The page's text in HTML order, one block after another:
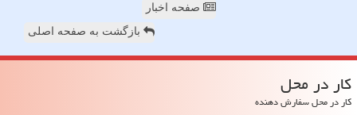
صفحه اخبار
بازگشت به صفحه اصلی
كار در محل
کار در محل سفارش دهنده